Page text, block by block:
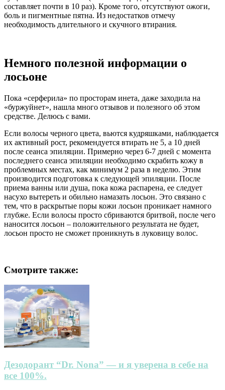
составляет почти в 10 раз). Кроме того, отсутствуют ожоги,
боль и пигментные пятна. Из недостатков отмечу
необходимость длительного и скучного втирания.
Немного полезной информации о
лосьоне
Пока «серферила» по просторам инета, даже заходила на
«буржуйнет», нашла много отзывов и полезного об этом
средстве. Делюсь с вами.
Если волосы черного цвета, вьются кудряшками, наблюдается
их активный рост, рекомендуется втирать не 5, а 10 дней
после сеанса эпиляции. Примерно через 6-7 дней с момента
последнего сеанса эпиляции необходимо скрабить кожу в
проблемных местах, как минимум 2 раза в неделю. Этим
производится подготовка к следующей эпиляции. После
приема ванны или душа, пока кожа распарена, ее следует
насухо вытереть и обильно намазать лосьон. Это связано с
тем, что в раскрытые поры кожи лосьон проникает намного
глубже. Если волосы просто сбриваются бритвой, после чего
наносится лосьон – положительного результата не будет,
лосьон просто не сможет проникнуть в луковицу волос.
Смотрите также:
Дезодорант “Dr. Nona” — и я уверена в себе на
все 100%.